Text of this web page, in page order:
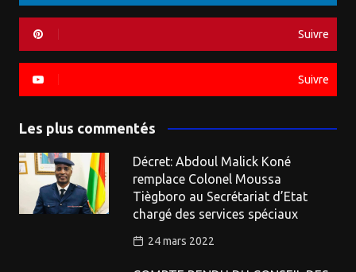
Suivre
Suivre
Les plus commentés
Décret: Abdoul Malick Koné
remplace Colonel Moussa
Tiègboro au Secrétariat d’Etat
chargé des services spéciaux
24 mars 2022